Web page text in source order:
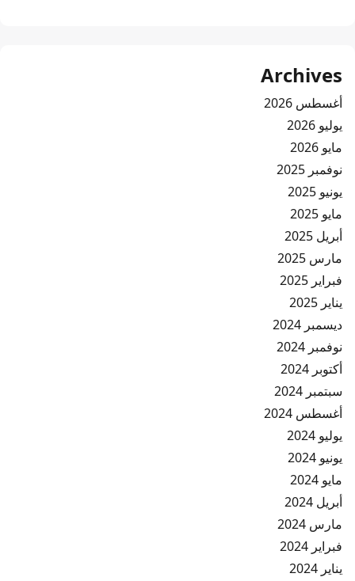
Archives
أغسطس 2026
يوليو 2026
مايو 2026
نوفمبر 2025
يونيو 2025
مايو 2025
أبريل 2025
مارس 2025
فبراير 2025
يناير 2025
ديسمبر 2024
نوفمبر 2024
أكتوبر 2024
سبتمبر 2024
أغسطس 2024
يوليو 2024
يونيو 2024
مايو 2024
أبريل 2024
مارس 2024
فبراير 2024
يناير 2024